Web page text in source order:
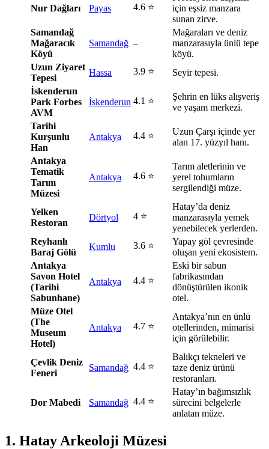
Nur Dağları Payas 4.6 ⭐
için eşsiz manzara
sunan zirve.
Samandağ
Mağaracık
Köyü
Samandağ –
Mağaraları ve deniz
manzarasıyla ünlü tepe
köyü.
Uzun Ziyaret
Tepesi
Hassa 3.9 ⭐
Seyir tepesi.
İskenderun
Park Forbes
AVM
İskenderun 4.1 ⭐
Şehrin en lüks alışveriş
ve yaşam merkezi.
Tarihi
Kurşunlu
Han
Antakya 4.4 ⭐
Uzun Çarşı içinde yer
alan 17. yüzyıl hanı.
Antakya
Tematik
Tarım
Müzesi
Antakya 4.6 ⭐
Tarım aletlerinin ve
yerel tohumların
sergilendiği müze.
Yelken
Restoran
Dörtyol 4 ⭐
Hatay’da deniz
manzarasıyla yemek
yenebilecek yerlerden.
Reyhanlı
Baraj Gölü
Kumlu 3.6 ⭐
Yapay göl çevresinde
oluşan yeni ekosistem.
Antakya
Savon Hotel
(Tarihi
Sabunhane)
Antakya 4.4 ⭐
Eski bir sabun
fabrikasından
dönüştürülen ikonik
otel.
Müze Otel
(The
Museum
Hotel)
Antakya 4.7 ⭐
Antakya’nın en ünlü
otellerinden, mimarisi
için görülebilir.
Çevlik Deniz
Feneri
Samandağ 4.4 ⭐
Balıkçı tekneleri ve
taze deniz ürünü
restoranları.
Dor Mabedi Samandağ 4.4 ⭐
Hatay’ın bağımsızlık
sürecini belgelerle
anlatan müze.
1. Hatay Arkeoloji Müzesi